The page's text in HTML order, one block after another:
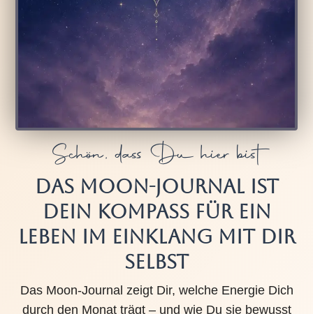
Schön, dass Du hier bist
DAS MOON-JOURNAL IST
DEIN KOMPASS FÜR EIN
LEBEN IM EINKLANG MIT DIR
SELBST
Das Moon-Journal zeigt Dir, welche Energie Dich
durch den Monat trägt – und wie Du sie bewusst